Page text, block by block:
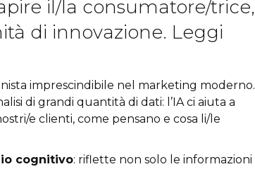
il/la consumatore/trice,
di innovazione. Leggi
imprescindibile nel marketing moderno.
di grandi quantità di dati: l’IA ci aiuta a
e clienti, come pensano e cosa li/le
cognitivo: riflette non solo le informazioni